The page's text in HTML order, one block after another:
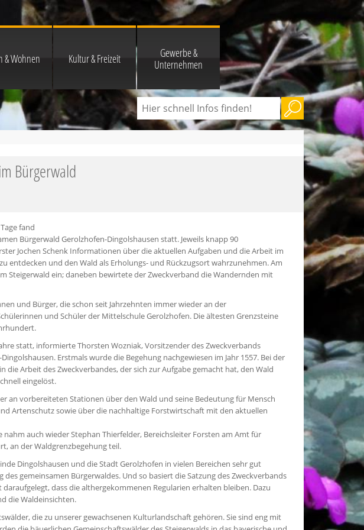
& Wohnen Kultur & Freizeit
Gewerbe &
Unternehmen
Bürgerwald
fand
Bürgerwald Gerolzhofen-Dingolshausen statt. Jeweils knapp 90
Jochen Schenk Informationen über die aktuellen Aufgaben und die Arbeit im
entdecken und den Wald als Erholungs- und Rückzugsort wahrzunehmen. Am
Steigerwald ein; daneben bewirtete der Zweckverband die Wandernden mit
und Bürger, die schon seit Jahrzehnten immer wieder an der
und Schüler der Mittelschule Gerolzhofen. Die ältesten Grenzsteine
statt, informierte Thorsten Wozniak, Vorsitzender des Zweckverbands
Erstmals wurde die Begehung nachgewiesen im Jahr 1557. Bei der
die Arbeit des Zweckverbandes, der sich zur Aufgabe gemacht hat, den Wald
eingelöst.
an vorbereiteten Stationen über den Wald und seine Bedeutung für Mensch
Artenschutz sowie über die nachhaltige Forstwirtschaft mit den aktuellen
nahm auch wieder Stephan Thierfelder, Bereichsleiter Forsten am Amt für
an der Waldgrenzbegehung teil.
Dingolshausen und die Stadt Gerolzhofen in vielen Bereichen sehr gut
gemeinsamen Bürgerwaldes. Und so basiert die Satzung des Zweckverbands
daraufgelegt, dass die althergekommenen Regularien erhalten bleiben. Dazu
die Waldeinsichten.
die zu unserer gewachsenen Kulturlandschaft gehören. Sie sind eng mit